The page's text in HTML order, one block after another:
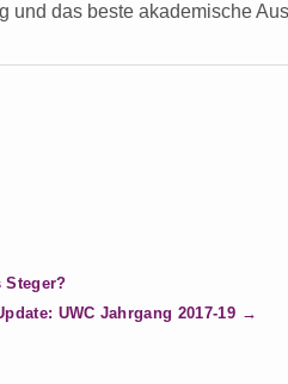
und das beste akademische
UWC Jahrgang 2017-19